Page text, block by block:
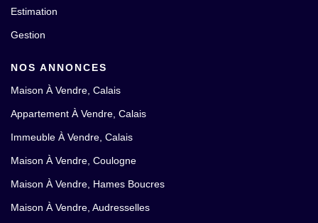
Estimation
Gestion
NOS ANNONCES
Maison À Vendre, Calais
Appartement À Vendre, Calais
Immeuble À Vendre, Calais
Maison À Vendre, Coulogne
Maison À Vendre, Hames Boucres
Maison À Vendre, Audresselles